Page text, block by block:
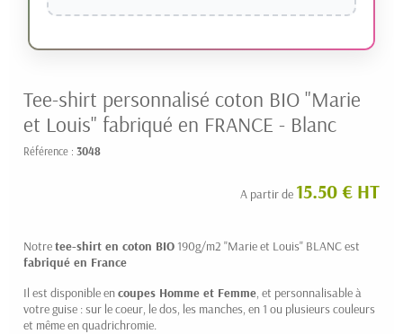
Tee-shirt personnalisé coton BIO "Marie
et Louis" fabriqué en FRANCE - Blanc
Référence : 3048
A partir de 15.50 € HT
Notretee-shirt en coton BIO 190g/m2 "Marie et Louis" BLANC est
fabriqué en France
Il est disponible encoupes Homme et Femme , et personnalisable à
votre guise : sur le coeur, le dos, les manches, en 1 ou plusieurs couleurs
et même en quadrichromie.